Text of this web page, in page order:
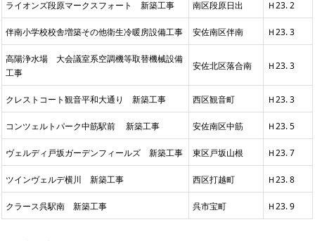
ライオンズ段原マークスフォート 新築工事 南区段原日出 Ｈ23. 2
伴南小学校校舎増築その他衛生冷暖房設備工事 安佐南区伴南 Ｈ23. 3
高陽浄水場 大会議室系空調機等取替機械設備
工事
安佐北区落合南 Ｈ23. 3
クレストコート観音平和大通り 新築工事 西区観音町 Ｈ23. 3
コンツェルトパーク中筋駅前 新築工事 安佐南区中筋 Ｈ23. 5
ヴェルディ戸坂ガーデンフィールズ 新築工事 東区戸坂山根 Ｈ23. 7
ツインヴェルデ横川 新築工事 西区打越町 Ｈ23. 8
クラース呉駅南 新築工事 呉市宝町 Ｈ23. 9